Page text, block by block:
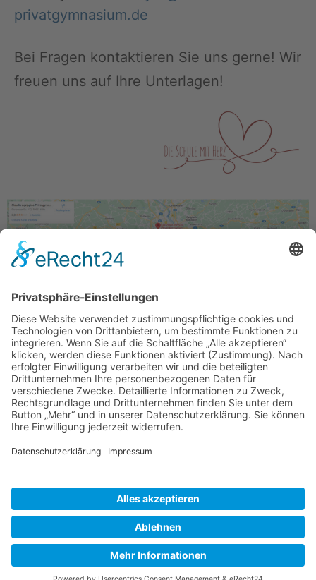
privatgymnasium.de
Bei Fragen kontaktieren Sie uns gerne! Wir
freuen uns auf Ihre Unterlagen!